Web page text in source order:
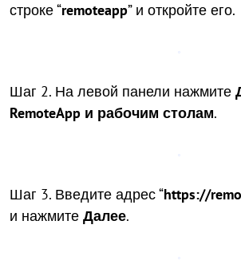
строке “remoteapp” и откройте его.
Шаг 2. На левой панели нажмите
RemoteApp и рабочим столам.
Шаг 3. Введите адрес “https://
и нажмите Далее.